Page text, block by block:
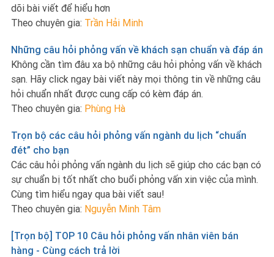
dõi bài viết để hiểu hơn
Theo chuyên gia: Trần Hải Minh
Những câu hỏi phỏng vấn về khách sạn chuẩn và đáp án
Không cần tìm đâu xa bộ những câu hỏi phỏng vấn về khách
sạn. Hãy click ngay bài viết này mọi thông tin về những câu
hỏi chuẩn nhất được cung cấp có kèm đáp án.
Theo chuyên gia: Phùng Hà
Trọn bộ các câu hỏi phỏng vấn ngành du lịch “chuẩn
đét” cho bạn
Các câu hỏi phỏng vấn ngành du lịch sẽ giúp cho các bạn có
sự chuẩn bị tốt nhất cho buổi phỏng vấn xin việc của mình.
Cùng tìm hiểu ngay qua bài viết sau!
Theo chuyên gia: Nguyễn Minh Tâm
[Trọn bộ] TOP 10 Câu hỏi phỏng vấn nhân viên bán
hàng - Cùng cách trả lời